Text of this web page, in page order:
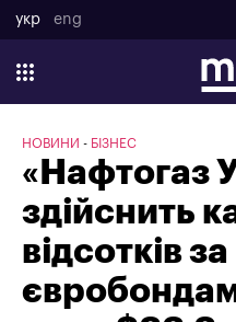
укр eng
НОВИНИ БІЗНЕС
«Нафтогаз
здійснить
відсотків за